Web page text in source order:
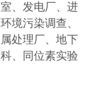
、发电厂、进
境污染调查、
处理厂、地下
、同位素实验